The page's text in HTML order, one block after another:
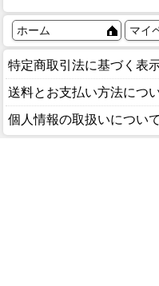
ホーム マイ
特定商取引法に基づく表
送料とお支払い方法につ
個人情報の取扱いについて